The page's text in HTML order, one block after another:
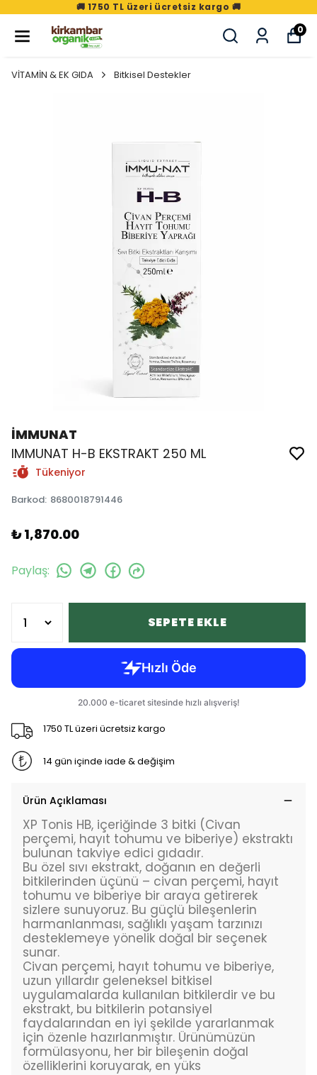
🚚 1750 TL üzeri ücretsiz kargo 🚚
0
VİTAMİN & EK GIDA Bitkisel Destekler
İMMUNAT
IMMUNAT H-B EKSTRAKT 250 ML
Tükeniyor
Barkod: 8680018791446
₺ 1,870.00
Paylaş:
SEPETE EKLE
1750 TL üzeri ücretsiz kargo
14 gün içinde iade & değişim
Ürün Açıklaması
XP Tonis HB, içeriğinde 3 bitki (Civan
perçemi, hayıt tohumu ve biberiye) ekstraktı
bulunan takviye edici gıdadır.
Bu özel sıvı ekstrakt, doğanın en değerli
bitkilerinden üçünü – civan perçemi, hayıt
tohumu ve biberiye bir araya getirerek
sizlere sunuyoruz. Bu güçlü bileşenlerin
harmanlanması, sağlıklı yaşam tarzınızı
desteklemeye yönelik doğal bir seçenek
sunar.
Civan perçemi, hayıt tohumu ve biberiye,
uzun yıllardır geleneksel bitkisel
uygulamalarda kullanılan bitkilerdir ve bu
ekstrakt, bu bitkilerin potansiyel
faydalarından en iyi şekilde yararlanmak
için özenle hazırlanmıştır. Ürünümüzün
formülasyonu, her bir bileşenin doğal
özelliklerini koruyarak, en yüks